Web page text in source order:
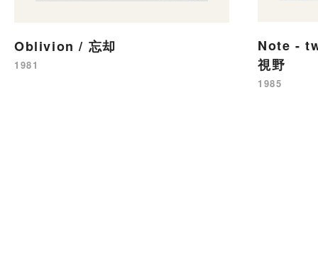
Oblivion / 忘却
1981
Note -
視野
1985